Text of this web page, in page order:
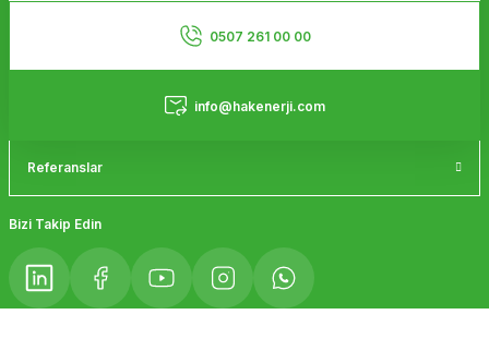
Ürün bilgilerinde hatalar bulunuyor.
Ürün fiyatı diğer sitelerden daha pahalı.
Bu ürüne benzer farklı alternatifler olmalı.
0507 261 00 00
info@hakenerji.com
Referanslar
Bizi Takip Edin